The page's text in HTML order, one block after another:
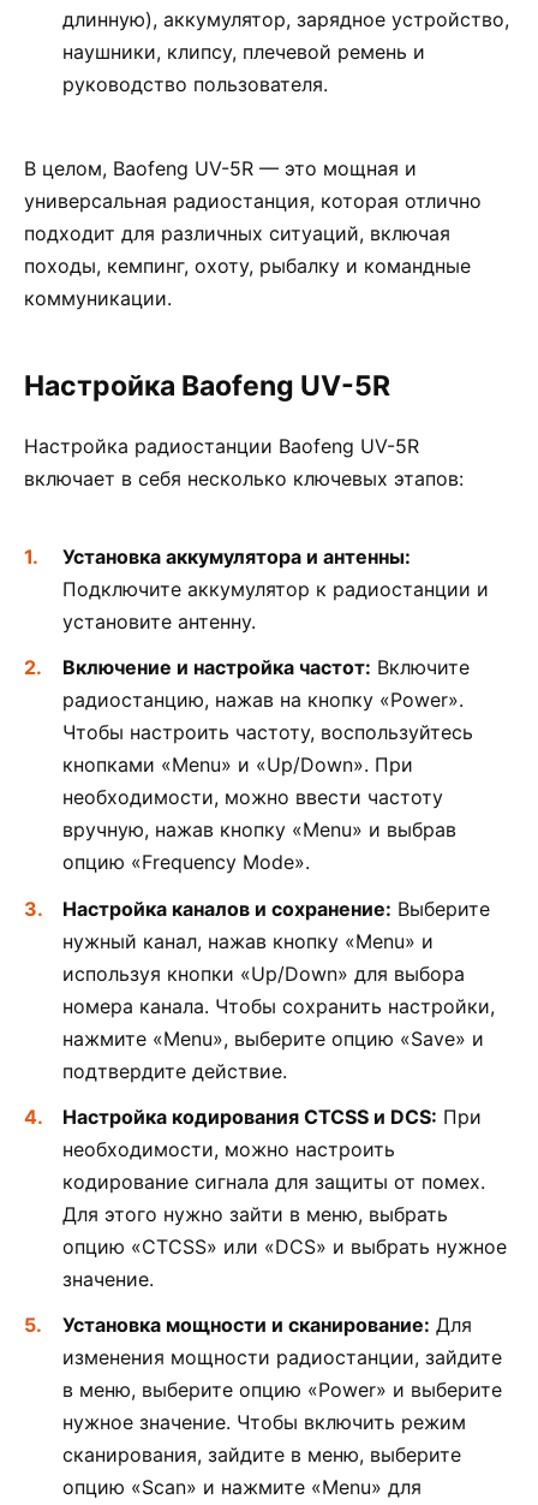
длинную), аккумулятор, зарядное устройство,
наушники, клипсу, плечевой ремень и
руководство пользователя.
В целом, Baofeng UV-5R — это мощная и
универсальная радиостанция, которая отлично
подходит для различных ситуаций, включая
походы, кемпинг, охоту, рыбалку и командные
коммуникации.
Настройка Baofeng UV-5R
Настройка радиостанции Baofeng UV-5R
включает в себя несколько ключевых этапов:
Установка аккумулятора и антенны:
Подключите аккумулятор к радиостанции и
установите антенну.
Включение и настройка частот: Включите
радиостанцию, нажав на кнопку «Power».
Чтобы настроить частоту, воспользуйтесь
кнопками «Menu» и «Up/Down». При
необходимости, можно ввести частоту
вручную, нажав кнопку «Menu» и выбрав
опцию «Frequency Mode».
Настройка каналов и сохранение: Выберите
нужный канал, нажав кнопку «Menu» и
используя кнопки «Up/Down» для выбора
номера канала. Чтобы сохранить настройки,
нажмите «Menu», выберите опцию «Save» и
подтвердите действие.
Настройка кодирования CTCSS и DCS: При
необходимости, можно настроить
кодирование сигнала для защиты от помех.
Для этого нужно зайти в меню, выбрать
опцию «CTCSS» или «DCS» и выбрать нужное
значение.
Установка мощности и сканирование: Для
изменения мощности радиостанции, зайдите
в меню, выберите опцию «Power» и выберите
нужное значение. Чтобы включить режим
сканирования, зайдите в меню, выберите
опцию «Scan» и нажмите «Menu» для